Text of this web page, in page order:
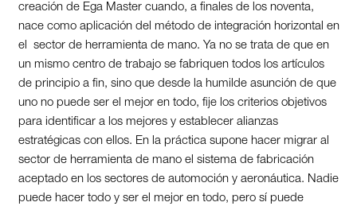
creación de Ega Master cuando, a finales de los noventa,
nace como aplicación del método de integración horizontal en
el sector de herramienta de mano. Ya no se trata de que en
un mismo centro de trabajo se fabriquen todos los artículos
de principio a fin, sino que desde la humilde asunción de que
uno no puede ser el mejor en todo, fije los criterios objetivos
para identificar a los mejores y establecer alianzas
estratégicas con ellos. En la práctica supone hacer migrar al
sector de herramienta de mano el sistema de fabricación
aceptado en los sectores de automoción y aeronáutica. Nadie
puede hacer todo y ser el mejor en todo, pero sí puede